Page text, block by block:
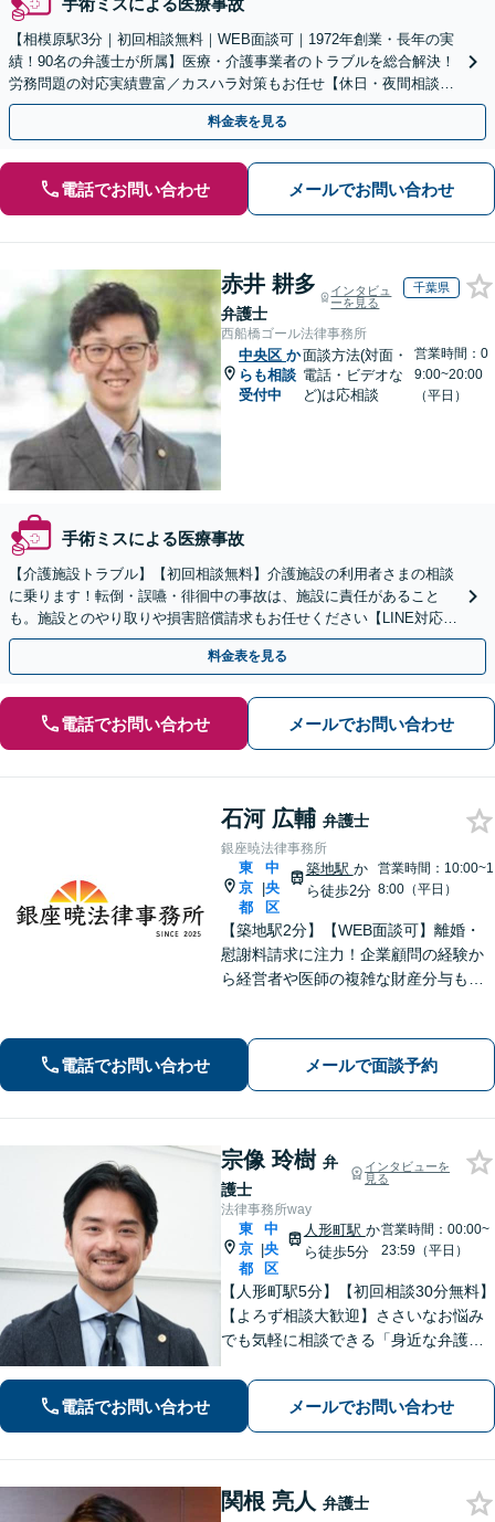
【相模原駅3分｜初回相談無料｜WEB面談可｜1972年創業・長年の実
績！90名の弁護士が所属】医療・介護事業者のトラブルを総合解決！
労務問題の対応実績豊富／カスハラ対策もお任せ【休日・夜間相談可
／忙しい方にも安心の柔軟なサポート体制】
料金表を見る
電話でお問い合わせ メールでお問い合わせ
赤井 耕多
弁護士
インタビュ
ーを見る
千葉県
西船橋ゴール法律事務所
中央区 か
らも相談
受付中
面談方法(対面・
電話・ビデオな
ど)は応相談
営業時間：0
9:00~20:00
（平日）
手術ミスによる医療事故
【介護施設トラブル】【初回相談無料】介護施設の利用者さまの相談
に乗ります！転倒・誤嚥・徘徊中の事故は、施設に責任があること
も。施設とのやり取りや損害賠償請求もお任せください【LINE対応
可】【夜間・休日面談可】【関東エリア対応】
料金表を見る
電話でお問い合わせ メールでお問い合わせ
石河 広輔 弁護士
銀座暁法律事務所
東
京
都
|
中
央
区
築地駅 か
ら徒歩2分
営業時間：10:00~1
8:00（平日）
【築地駅2分】【WEB面談可】離婚・
慰謝料請求に注力！企業顧問の経験か
ら経営者や医師の複雑な財産分与も対
導きます。話しやすい事務所を目指し
ております。まずは気軽にご相談くだ
電話でお問い合わせ メールで面談予約
宗像 玲樹 弁
護士
インタビューを
見る
法律事務所way
東
京
都
|
中
央
区
人形町駅 か
ら徒歩5分
営業時間：00:00~
23:59（平日）
【人形町駅5分】【初回相談30分無料】
【よろず相談大歓迎】ささいなお悩み
でも気軽に相談できる「身近な弁護
お悩みに親身に寄り添い、明るい未来
を歩めるように精一杯サポートいたし
ます。【電話相談対応】【休日・夜間
対応】
電話でお問い合わせ メールでお問い合わせ
関根 亮人 弁護士